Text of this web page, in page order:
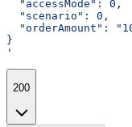
  "accessMode": 0,
  "scenario": 0,
"orderAmount":
}
'
200